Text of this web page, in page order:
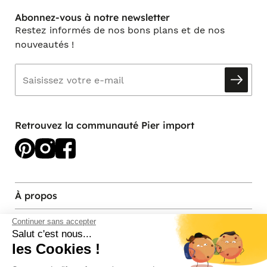
Continuer sans accepter
Salut c'est nous...
les Cookies !
Abonnez-vous à notre newsletter
Restez informés de nos bons plans et de nos
nouveautés !
Retrouvez la communauté Pier import
À propos
Services et contact
Magasins et Showrooms